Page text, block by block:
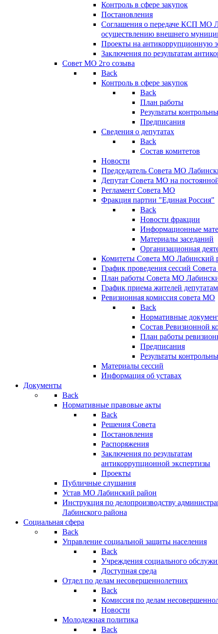
Контроль в сфере закупок
Постановления
Соглашения о передаче КСП МО
осуществлению внешнего
Проекты на антикоррупционную
Заключения по результатам
Совет МО 2го созыва
Back
Контроль в сфере закупок
Back
План работы
Результаты
Предписания
Сведения о депутатах
Back
Состав комитетов
Новости
Председатель Совета МО
Депутат Совета МО на
Регламент Совета МО
Фракция партии "Единая Россия"
Back
Новости фракции
Информационные
Материалы заседаний
Организационная
Комитеты Совета МО Лабинский
График проведения сессий
План работы Совета МО
График приема жителей
Ревизионная комиссия совета МО
Back
Нормативные
Состав Ревизионной
План работы
Предписания
Результаты
Материалы сессий
Информация об уставах
Документы
Back
Нормативные правовые акты
Back
Решения Совета
Постановления
Распоряжения
Заключения по результатам
антикоррупционной экспертизы
Проекты
Публичные слушания
Устав МО Лабинский район
Инструкция по делопроизводству
Лабинского района
Социальная сфера
Back
Управление социальной защиты населения
Back
Учреждения социального
Доступная среда
Отдел по делам несовершеннолетних
Back
Комиссия по делам
Новости
Молодежная политика
Back